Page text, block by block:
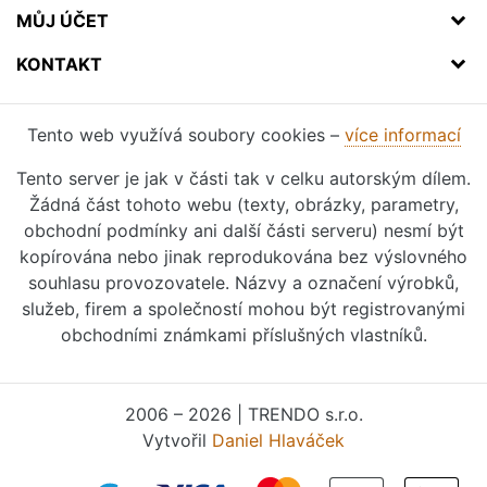
MŮJ ÚČET
KONTAKT
Tento web využívá soubory cookies – více informací
Tento server je jak v části tak v celku autorským dílem.
Žádná část tohoto webu (texty, obrázky, parametry,
obchodní podmínky ani další části serveru) nesmí být
kopírována nebo jinak reprodukována bez výslovného
souhlasu provozovatele. Názvy a označení výrobků,
služeb, firem a společností mohou být registrovanými
obchodními známkami příslušných vlastníků.
2006 – 2026 | TRENDO s.r.o.
Vytvořil Daniel Hlaváček